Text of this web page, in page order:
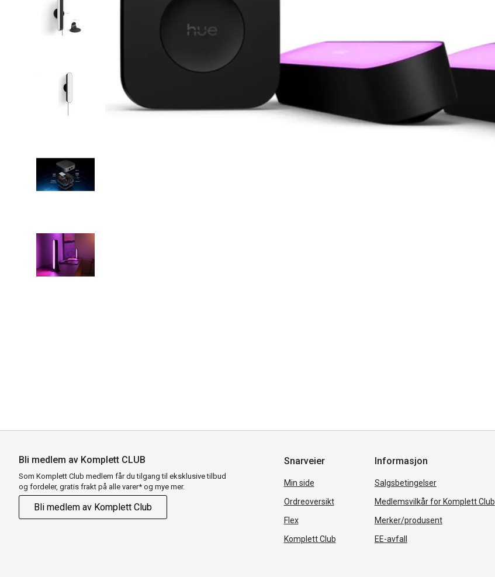
Bli medlem av Komplett CLUB
Som Komplett Club medlem får du tilgang til eksklusive tilbud
og fordeler, gratis frakt på alle varer* og mye mer.
Bli medlem av Komplett Club
Snarveier
Min side
Ordreoversikt
Flex
Komplett Club
Informasjon
Salgsbetingelser
Medlemsvilkår for Komplett Club
Merker/produsent
EE-avfall